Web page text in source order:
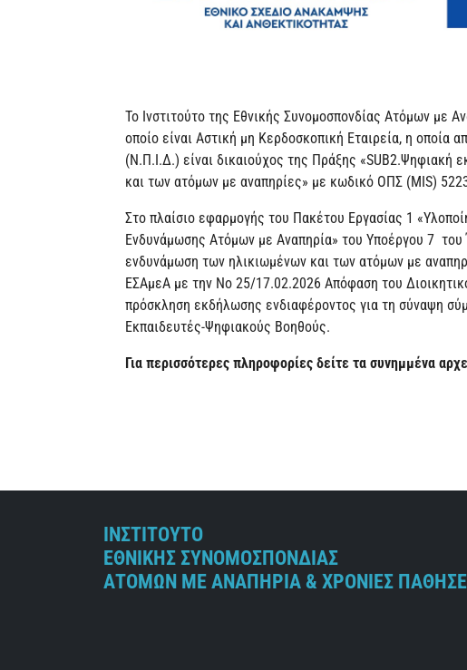
Το Ινστιτούτο της Εθνικής Συνομοσπονδίας Ατόμων με
οποίο είναι Αστική μη Κερδοσκοπική Εταιρεία, η οποία
(Ν.Π.Ι.Δ.) είναι δικαιούχος της Πράξης «SUB2.Ψηφιακή
και των ατόμων με αναπηρίες» με κωδικό ΟΠΣ (MIS)
Στο πλαίσιο εφαρμογής του Πακέτου Εργασίας 1
Ενδυνάμωσης Ατόμων με Αναπηρία» του Υποέργου 7 του
ενδυνάμωση των ηλικιωμένων και των ατόμων με
ΕΣΑμεΑ με την Νο 25/17.02.2026 Απόφαση του
πρόσκληση εκδήλωσης ενδιαφέροντος για τη σύναψη
Εκπαιδευτές-Ψηφιακούς Βοηθούς.
Για περισσότερες πληροφορίες δείτε τα συνημμένα
ΙΝΣΤΙΤΟΥΤΟ
ΕΘΝΙΚΗΣ ΣΥΝΟΜΟΣΠΟΝΔΙΑΣ
ΑΤΟΜΩΝ ΜΕ ΑΝΑΠΗΡΙΑ & ΧΡΟΝΙΕΣ